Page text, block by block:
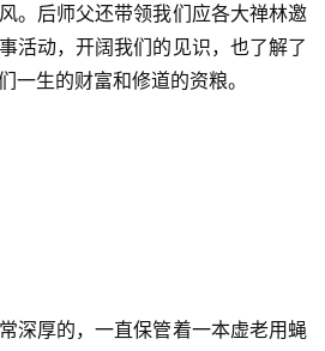
。后师父还带领我们应各大禅林邀
活动，开阔我们的见识，也了解了
一生的财富和修道的资粮。
深厚的，一直保管着一本虚老用蝇